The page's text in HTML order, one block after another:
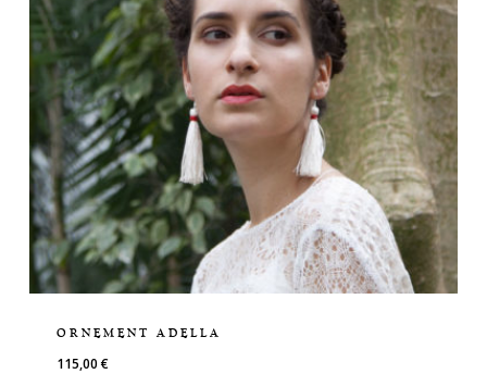
ORNEMENT ADELLA
115,00€